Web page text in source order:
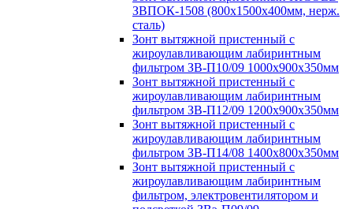
ЗВПОК-1508 (800х1500х400мм, нерж.
сталь)
Зонт вытяжной пристенный с
жироулавливающим лабиринтным
фильтром ЗВ-П10/09 1000х900х350мм
Зонт вытяжной пристенный с
жироулавливающим лабиринтным
фильтром ЗВ-П12/09 1200х900х350мм
Зонт вытяжной пристенный с
жироулавливающим лабиринтным
фильтром ЗВ-П14/08 1400х800х350мм
Зонт вытяжной пристенный с
жироулавливающим лабиринтным
фильтром, электровентилятором и